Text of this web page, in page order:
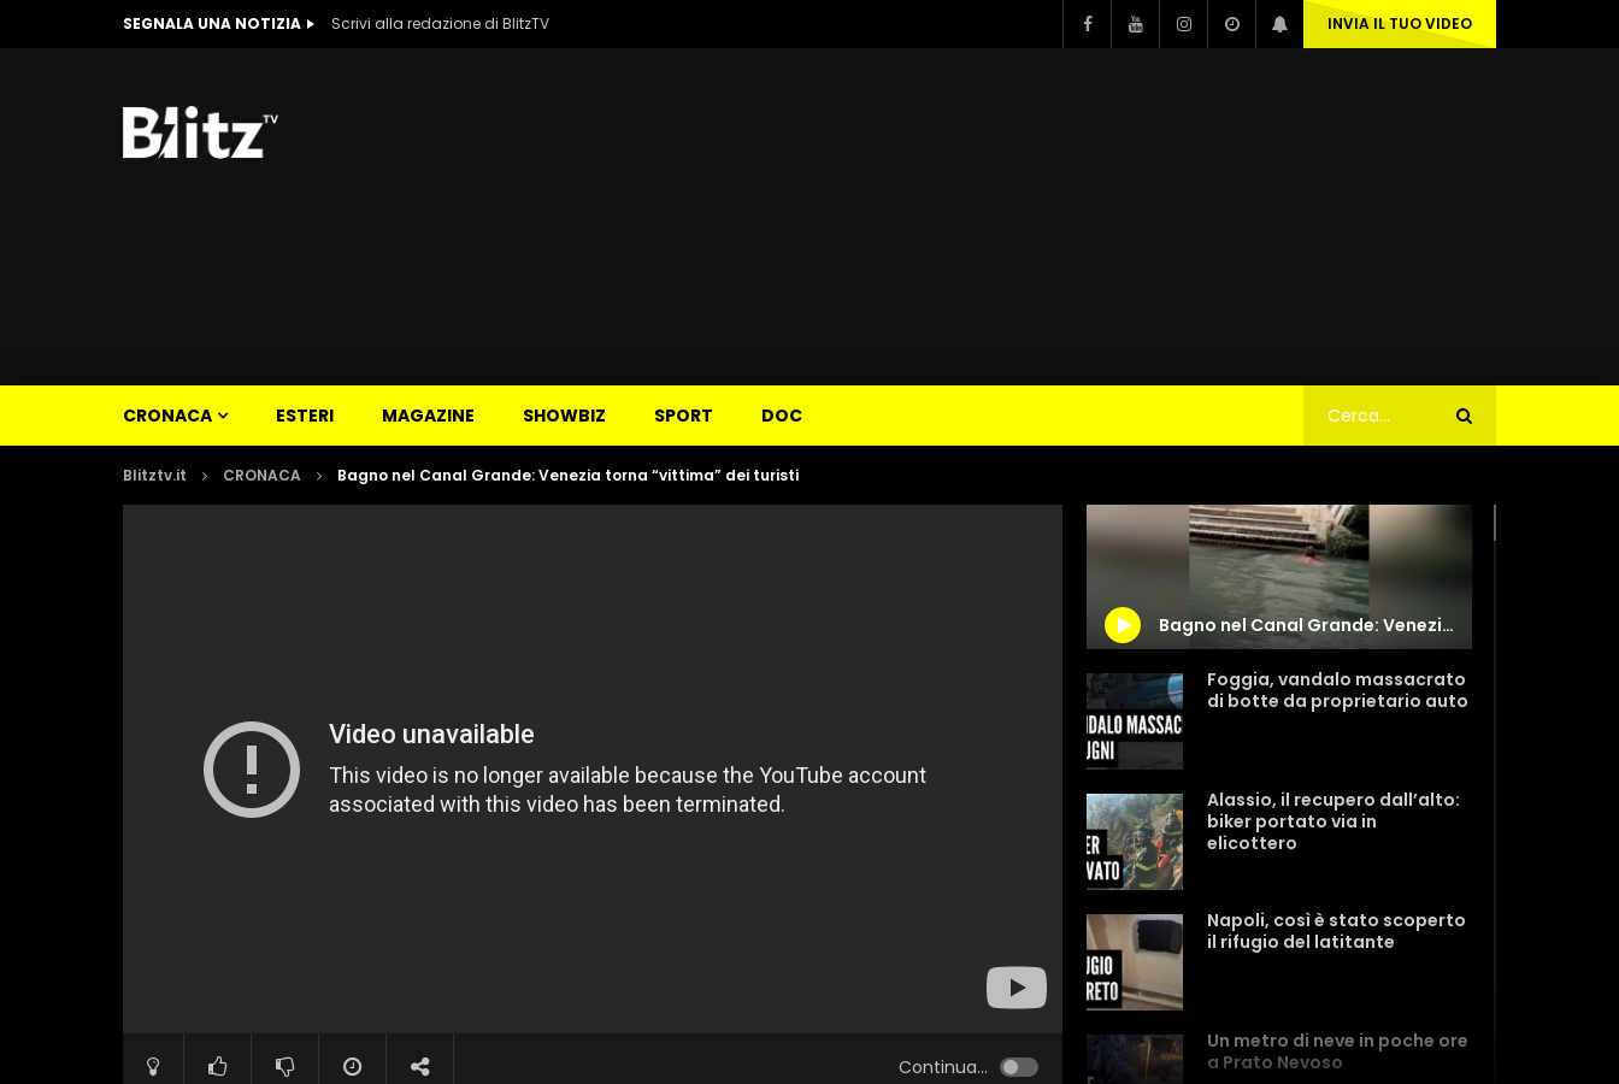
SEGNALA UNA NOTIZIA Scrivi alla redazione di BlitzTV INVIA IL TUO VIDEO
CRONACA ESTERI MAGAZINE SHOWBIZ SPORT DOC
Blitztv.it CRONACA Bagno nel Canal Grande: Venezia torna “vittima” dei turisti
Continua...
Bagno nel Canal Grande: Venezia torna “vittima” dei turisti
Foggia, vandalo massacrato
di botte da proprietario auto
Alassio, il recupero dall’alto:
biker portato via in
elicottero
Napoli, così è stato scoperto
il rifugio del latitante
Un metro di neve in poche ore
a Prato Nevoso